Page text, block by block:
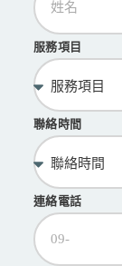
服務項目
聯絡時間
連絡電話